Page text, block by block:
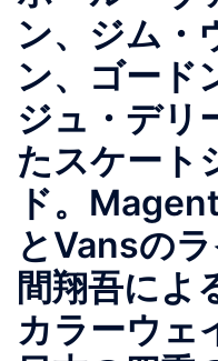
ン、ジム・
ン、ゴード
ジュ・デリ
たスケート
ド。
とVansの
間翔吾によ
カラーウェ